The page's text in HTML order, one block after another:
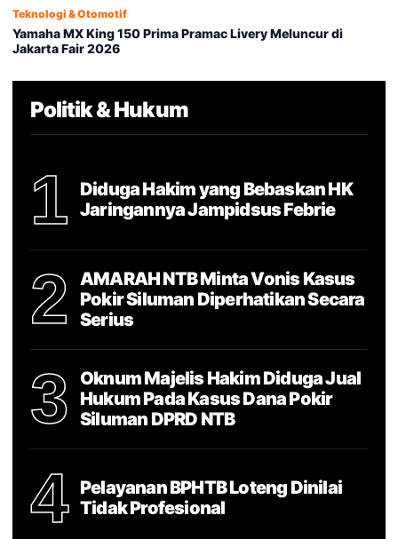
Teknologi & Otomotif
Yamaha MX King 150 Prima Pramac Livery Meluncur di
Jakarta Fair 2026
Politik & Hukum
1
Diduga Hakim yang Bebaskan HK
Jaringannya Jampidsus Febrie
2
AMARAH NTB Minta Vonis Kasus
Pokir Siluman Diperhatikan Secara
Serius
3
Oknum Majelis Hakim Diduga Jual
Hukum Pada Kasus Dana Pokir
Siluman DPRD NTB
4
Pelayanan BPHTB Loteng Dinilai
Tidak Profesional